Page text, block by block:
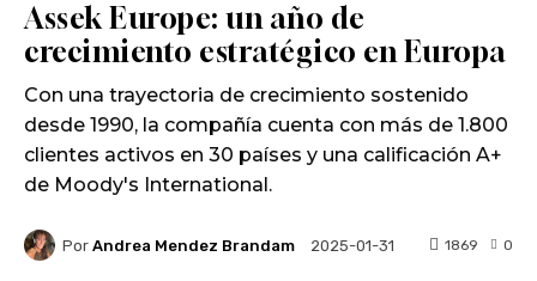
Assek Europe: un año de
crecimiento estratégico en Europa
Con una trayectoria de crecimiento sostenido
desde 1990, la compañía cuenta con más de 1.800
clientes activos en 30 países y una calificación A+
de Moody's International.
Por Andrea Mendez Brandam 2025-01-31 0
1869